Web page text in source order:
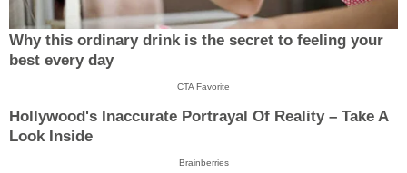
Why this ordinary drink is the secret to feeling your
best every day
CTA Favorite
Hollywood's Inaccurate Portrayal Of Reality – Take A
Look Inside
Brainberries